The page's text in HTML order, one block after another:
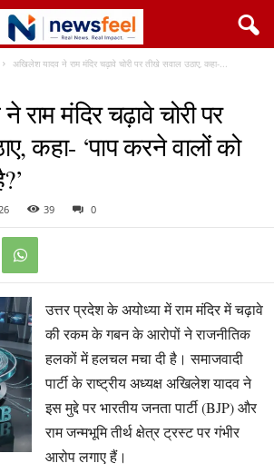
अखिलेश यादव ने राम मंदिर चढ़ावे चोरी पर तीखे सवाल उठाए, कहा-...
मंदिर चढ़ावे चोरी पर
कहा- ‘पाप करने वालों को
39 0
उत्तर प्रदेश के अयोध्या में राम मंदिर में चढ़ावे
की रकम के गबन के आरोपों ने राजनीतिक
हलकों में हलचल मचा दी है। समाजवादी
पार्टी के राष्ट्रीय अध्यक्ष अखिलेश यादव ने
इस मुद्दे पर भारतीय जनता पार्टी (BJP) और
राम जन्मभूमि तीर्थ क्षेत्र ट्रस्ट पर गंभीर
आरोप लगाए हैं।